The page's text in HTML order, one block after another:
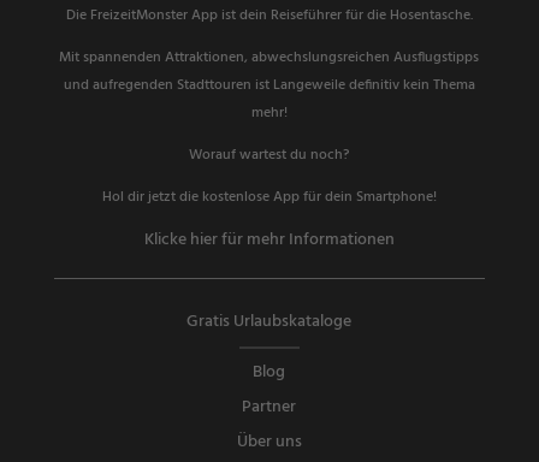
Die FreizeitMonster App ist dein Reiseführer für die Hosentasche.
Mit spannenden Attraktionen, abwechslungsreichen Ausflugstipps
und aufregenden Stadttouren ist Langeweile definitiv kein Thema
mehr!
Worauf wartest du noch?
Hol dir jetzt die kostenlose App für dein Smartphone!
Klicke hier für mehr Informationen
Gratis Urlaubskataloge
Blog
Partner
Über uns